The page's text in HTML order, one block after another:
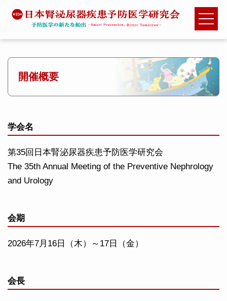
開催概要
学会名
第35回日本腎泌尿器疾患予防医学研究会
The 35th Annual Meeting of the Preventive Nephrology
and Urology
会期
2026年7月16日（木）～17日（金）
会長